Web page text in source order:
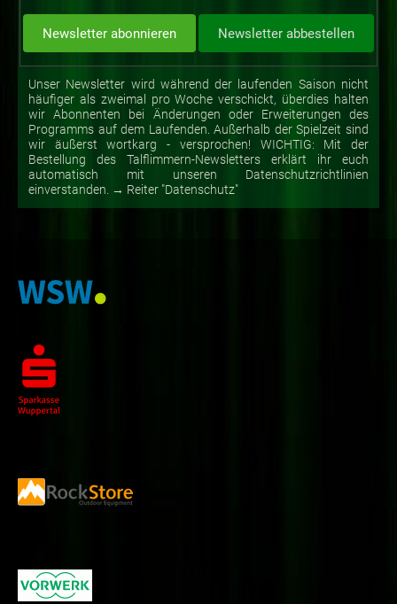
Unser Newsletter wird während der laufenden Saison nicht
häufiger als zweimal pro Woche verschickt, überdies halten
wir Abonnenten bei Änderungen oder Erweiterungen des
Programms auf dem Laufenden. Außerhalb der Spielzeit sind
wir äußerst wortkarg - versprochen! WICHTIG: Mit der
Bestellung des Talflimmern-Newsletters erklärt ihr euch
automatisch mit unseren Datenschutzrichtlinien
einverstanden. → Reiter "Datenschutz"